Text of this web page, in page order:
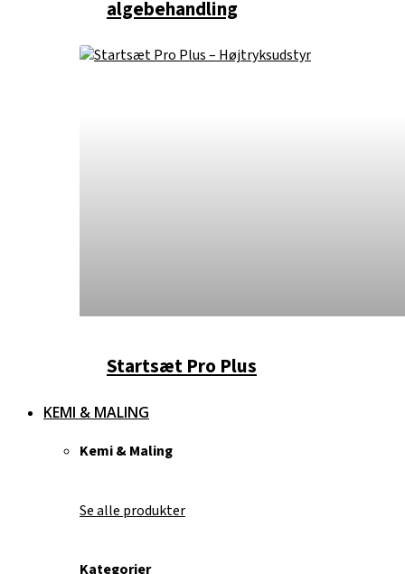
algebehandling
Startsæt Pro Plus
KEMI & MALING
Kemi & Maling
Se alle produkter
Kategorier